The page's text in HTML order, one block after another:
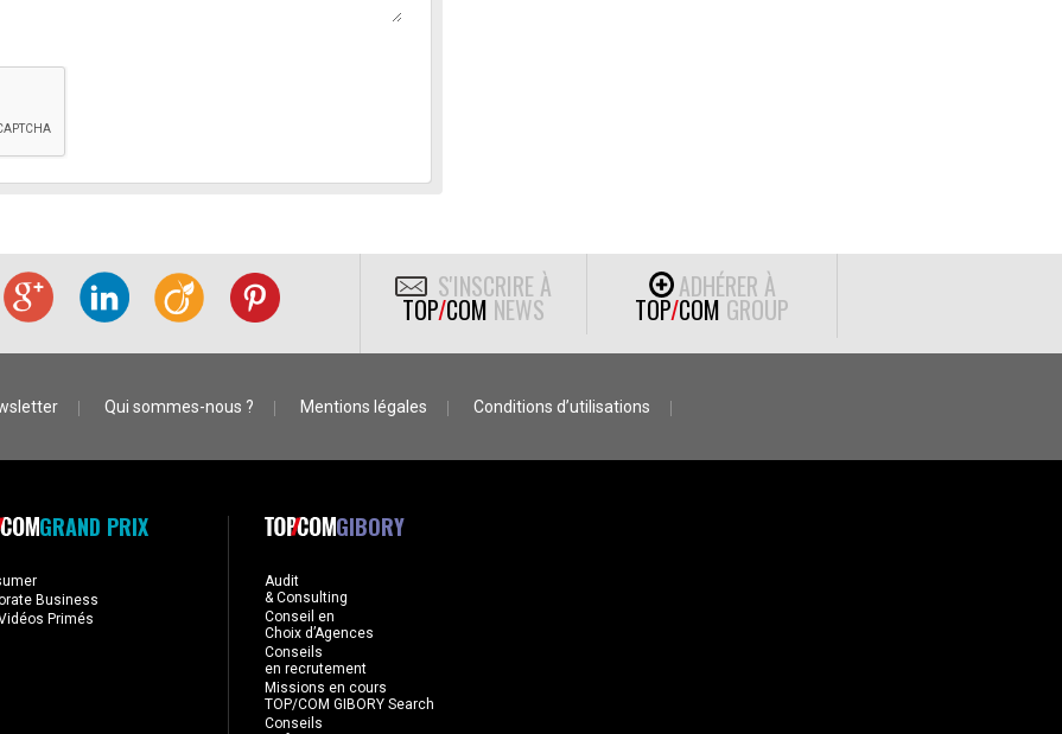
S'INSCRIRE À
TOP/COM NEWS
ADHÉRER À
TOP/COM GROUP
Qui sommes-nous ? Mentions légales Conditions d’utilisations
GRAND PRIX
Business
Primés
GIBORY
Audit
& Consulting
Conseil en
Choix d’Agences
Conseils
en recrutement
Missions en cours
TOP/COM GIBORY Search
Conseils